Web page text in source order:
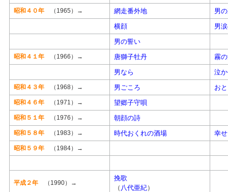
昭和４０年 （1965）→ 網走番外地
男
横顔
男
男の誓い
昭和４１年 （1966）→ 唐獅子牡丹
霧
男なら
泣
昭和４３年 （1968）→ 男ごころ お
昭和４６年 （1971）→ 望郷子守唄
昭和５１年 （1976）→ 朝顔の詩
昭和５８年 （1983）→ 時代おくれの酒場 幸
昭和５９年 （1984）→
平成２年 （1990）→
挽歌
（ 八代亜紀）